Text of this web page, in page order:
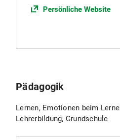
Persönliche Website
Pädagogik
Lernen, Emotionen beim
Lehrerbildung, Grundschule